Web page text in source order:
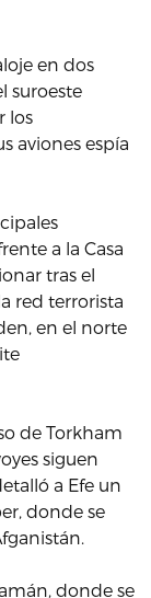
en dos
suroeste
los
aviones espía
a la Casa
tras el
red terrorista
en el norte
de Torkham
siguen
a Efe un
donde se
donde se